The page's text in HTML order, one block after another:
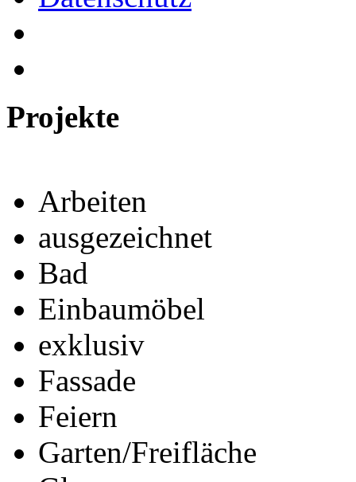
Projekte
Arbeiten
ausgezeichnet
Bad
Einbaumöbel
exklusiv
Fassade
Feiern
Garten/Freifläche